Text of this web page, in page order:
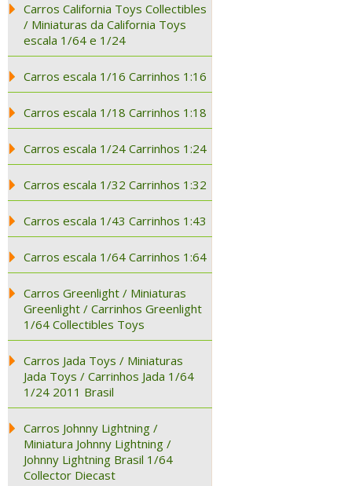
Carros California Toys Collectibles
/ Miniaturas da California Toys
escala 1/64 e 1/24
Carros escala 1/16 Carrinhos 1:16
Carros escala 1/18 Carrinhos 1:18
Carros escala 1/24 Carrinhos 1:24
Carros escala 1/32 Carrinhos 1:32
Carros escala 1/43 Carrinhos 1:43
Carros escala 1/64 Carrinhos 1:64
Carros Greenlight / Miniaturas
Greenlight / Carrinhos Greenlight
1/64 Collectibles Toys
Carros Jada Toys / Miniaturas
Jada Toys / Carrinhos Jada 1/64
1/24 2011 Brasil
Carros Johnny Lightning /
Miniatura Johnny Lightning /
Johnny Lightning Brasil 1/64
Collector Diecast